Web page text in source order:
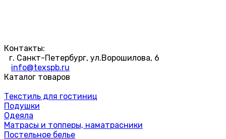
Контакты:
г. Санкт-Петербург, ул.Ворошилова, 6
info@texspb.ru
Каталог товаров
Текстиль для гостиниц
Подушки
Одеяла
Матрасы и топперы, наматрасники
Постельное белье